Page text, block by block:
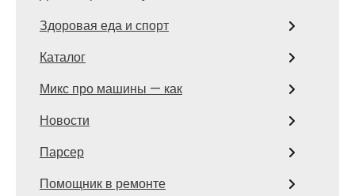
Здоровая еда и спорт
Каталог
Микс про машины — как
Новости
Парсер
Помощник в ремонте